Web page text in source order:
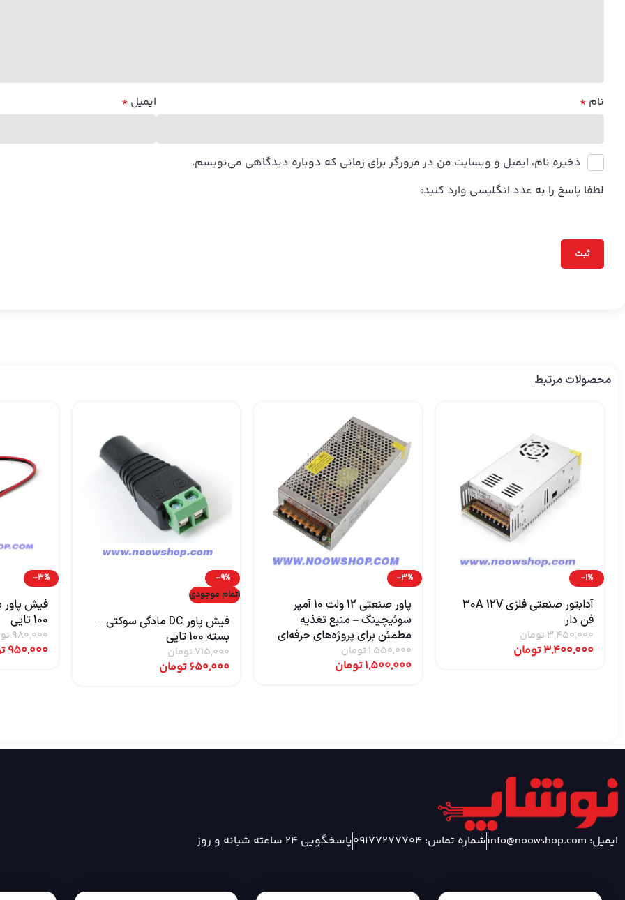
نام * ایمیل *
ذخیره نام، ایمیل و وبسایت من در مرورگر برای زمانی که دوباره دیدگاهی می‌نویسم.
لطفا پاسخ را به عدد انگلیسی وارد کنید:
محصولات مرتبط
-1%
آدابتور صنعتی فلزی 30A 12V
فن دار
3,450,000 تومان
3,400,000تومان
-3%
پاور صنعتی 12 ولت 10 آمپر
سوئیچینگ – منبع تغذیه
مطمئن برای پروژه‌های حرفه‌ای
1,550,000 تومان
1,500,000تومان
-9%
اتمام موجودی
فیش پاور DC مادگی سوکتی –
بسته 100 تایی
715,000 تومان
650,000تومان
-3%
100 تایی
980,000
950,000
ایمیل: info@noowshop.com شماره تماس: 09177277704 پاسخگویی 24 ساعته شبانه و روز